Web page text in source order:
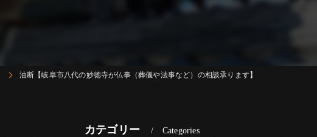
油断【岐阜市八代の妙徳寺が仏事（葬儀や法事など）の相談承ります】
カテゴリー Categories